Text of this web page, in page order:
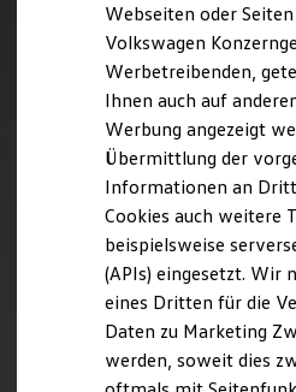
Volkswagen
R-Kollektion
GTI Kollektion
Fußball Drop
we drive football
#wedriveproud
Besitzer und Service
myVolkswagen
Software Updates
Service und Ersatzteile
Inspektion und
Reparaturen und
Motorenöl und
Räder und Reifen
Pannen- und
Economy Service
Volkswagen Teile
Webseiten oder
Volkswagen
Werbetreibenden,
Ihnen auch auf
Werbung angezeigt
Übermittlung der
Informationen an
Cookies auch weitere
beispielsweise
(APIs) eingesetzt. Wir
eines Dritten für die
Daten zu Marketing
werden, soweit dies